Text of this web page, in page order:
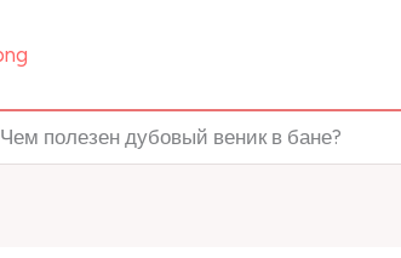
Чем полезен дубовый веник в бане?